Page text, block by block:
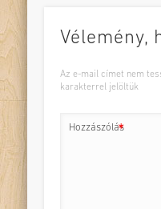
Vélemény,
Az e-mail címet nem
karakterrel jelöltük
Hozzászólás
*